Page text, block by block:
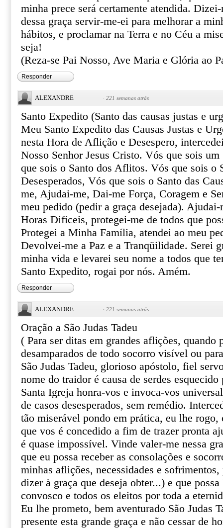
minha prece será certamente atendida.
dessa graça servir-me-ei para melhorar a
hábitos, e proclamar na Terra e no Céu a
seja!
(Reza-se Pai Nosso, Ave Maria e Glória ao
Responder
ALEXANDRE · 221 semanas atrás
Santo Expedito (Santo das causas justas e
Meu Santo Expedito das Causas Justas e
nesta Hora de Aflição e Desespero,
Nosso Senhor Jesus Cristo. Vós que sois
que sois o Santo dos Aflitos. Vós que sois o
Desesperados, Vós que sois o Santo das
me, Ajudai-me, Dai-me Força, Coragem e
meu pedido (pedir a graça desejada). Ajudai-
Horas Difíceis, protegei-me de todos que
Protegei a Minha Família, atendei ao meu
Devolvei-me a Paz e a Tranqüilidade. Serei
minha vida e levarei seu nome a todos que
Santo Expedito, rogai por nós. Amém.
Responder
ALEXANDRE · 221 semanas atrás
Oração a São Judas Tadeu
( Para ser ditas em grandes aflições, quando
desamparados de todo socorro visível ou
São Judas Tadeu, glorioso apóstolo, fiel
nome do traidor é causa de serdes
Santa Igreja honra-vos e invoca-vos
de casos desesperados, sem remédio.
tão miserável pondo em prática, eu lhe
que vos é concedido a fim de trazer pronta
é quase impossível. Vinde valer-me nessa
que eu possa receber as consolações e
minhas aflições, necessidades e
dizer à graça que deseja obter...) e que
convosco e todos os eleitos por toda a
Eu lhe prometo, bem aventurado São Judas
presente esta grande graça e não cessar de